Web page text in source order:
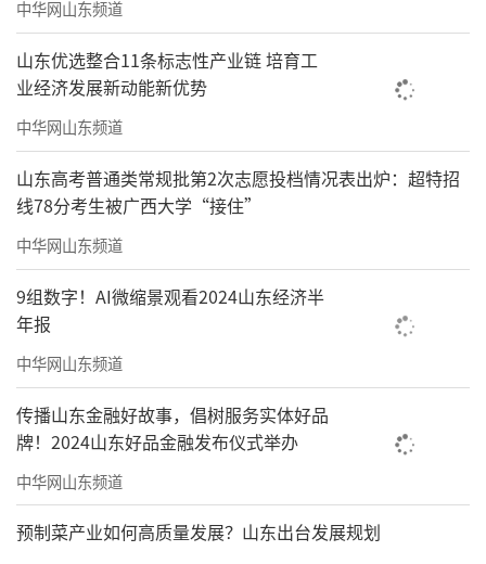
部将2015年2月发布的《行政和解金管理暂行办
法》修改为《证券期货行政执法当事人承诺金
管理办法》，进一步细化具体操作实施要求。
证监会将严格落实“零容忍”要求，加大
对资本市场违法行为执法力度，严厉打击各类
违法违规行为，持续净化资本市场环境。同
时，贯彻落实《办法》规定，及时回应解决证
券期货行政执法当事人承诺制度执行中出现的
新情况、新问题，依法保护投资者合法权益，
维护公开、公平、公正的资本市场秩序，促进
资本市场平稳健康发展。
（来源：商券中国）
中华网山东频道
山东优选整合11条标志性产业链 培育工
业经济发展新动能新优势
中华网山东频道
山东高考普通类常规批第2次志愿投档情况表出炉：超特招
线78分考生被广西大学“接住”
中华网山东频道
9组数字！AI微缩景观看2024山东经济半
年报
中华网山东频道
传播山东金融好故事，倡树服务实体好品
牌！2024山东好品金融发布仪式举办
中华网山东频道
预制菜产业如何高质量发展？山东出台发展规划